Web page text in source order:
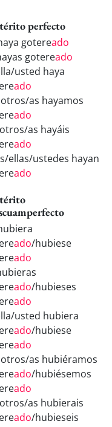
perfecto
gotereado
gotereado
usted haya
ado
as hayamos
ado
as hayáis
ado
ellas/ustedes hayan
ado
ado/hubiese
ado
ado/hubieses
ado
usted hubiera
ado/hubiese
ado
as hubiéramos
ado/hubiésemos
ado
as hubierais
ado/hubieseis